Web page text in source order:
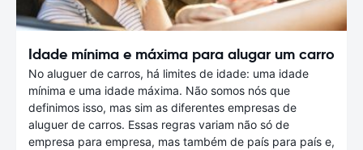
Idade mínima e máxima para alugar um carro
No aluguer de carros, há limites de idade: uma idade
mínima e uma idade máxima. Não somos nós que
definimos isso, mas sim as diferentes empresas de
aluguer de carros. Essas regras variam não só de
empresa para empresa, mas também de país para país e,